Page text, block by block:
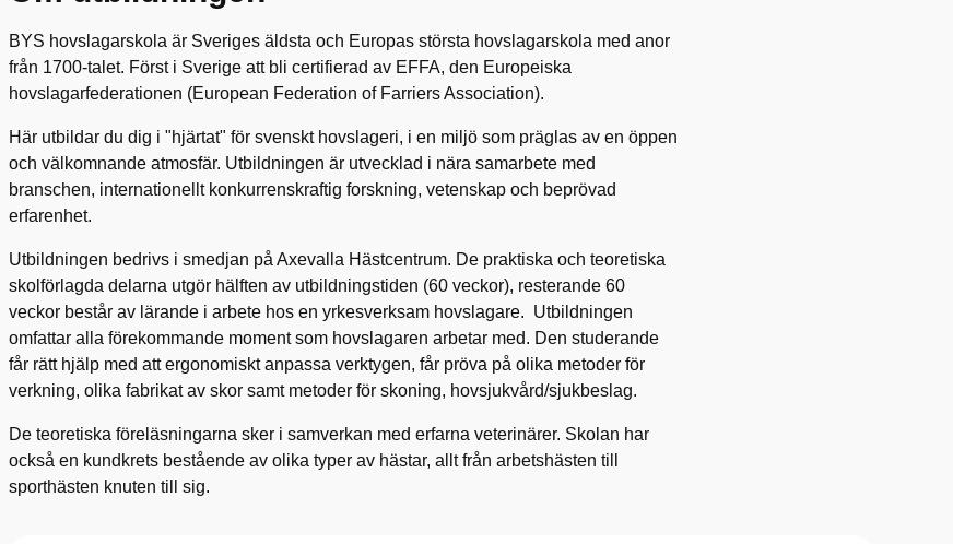
BYS hovslagarskola är Sveriges äldsta och Europas största hovslagarskola med anor
från 1700-talet. Först i Sverige att bli certifierad av EFFA, den Europeiska
hovslagarfederationen (European Federation of Farriers Association).
Här utbildar du dig i "hjärtat" för svenskt hovslageri, i en miljö som präglas av en öppen
och välkomnande atmosfär. Utbildningen är utvecklad i nära samarbete med
branschen, internationellt konkurrenskraftig forskning, vetenskap och beprövad
erfarenhet.
Utbildningen bedrivs i smedjan på Axevalla Hästcentrum. De praktiska och teoretiska
skolförlagda delarna utgör hälften av utbildningstiden (60 veckor), resterande 60
veckor består av lärande i arbete hos en yrkesverksam hovslagare. Utbildningen
omfattar alla förekommande moment som hovslagaren arbetar med. Den studerande
får rätt hjälp med att ergonomiskt anpassa verktygen, får pröva på olika metoder för
verkning, olika fabrikat av skor samt metoder för skoning, hovsjukvård/sjukbeslag.
De teoretiska föreläsningarna sker i samverkan med erfarna veterinärer. Skolan har
också en kundkrets bestående av olika typer av hästar, allt från arbetshästen till
sporthästen knuten till sig.